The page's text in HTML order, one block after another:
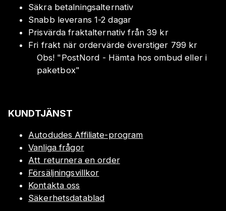
Säkra betalningsalternativ
Snabb leverans 1-2 dagar
Prisvärda fraktalternativ från 39 kr
Fri frakt när ordervärde överstiger 799 kr
Obs! "PostNord - Hämta hos ombud eller i
paketbox"
KUNDTJÄNST
Autodudes Affiliate-program
Vanliga frågor
Att returnera en order
Försäljningsvillkor
Kontakta oss
Säkerhetsdatablad